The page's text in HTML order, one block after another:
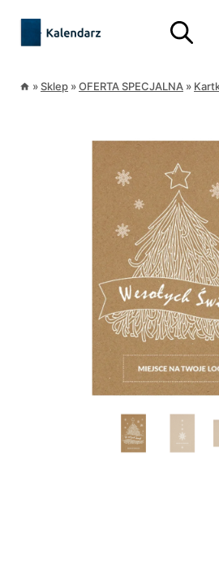
treści
treści
»Sklep »OFERTA SPECJALNA »